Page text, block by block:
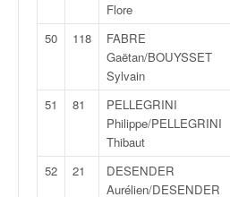
Flore
50 118
FABRE
Gaëtan/BOUYSSET
Sylvain
51 81
PELLEGRINI
Philippe/PELLEGRINI
Thibaut
52 21
DESENDER
Aurélien/DESENDER